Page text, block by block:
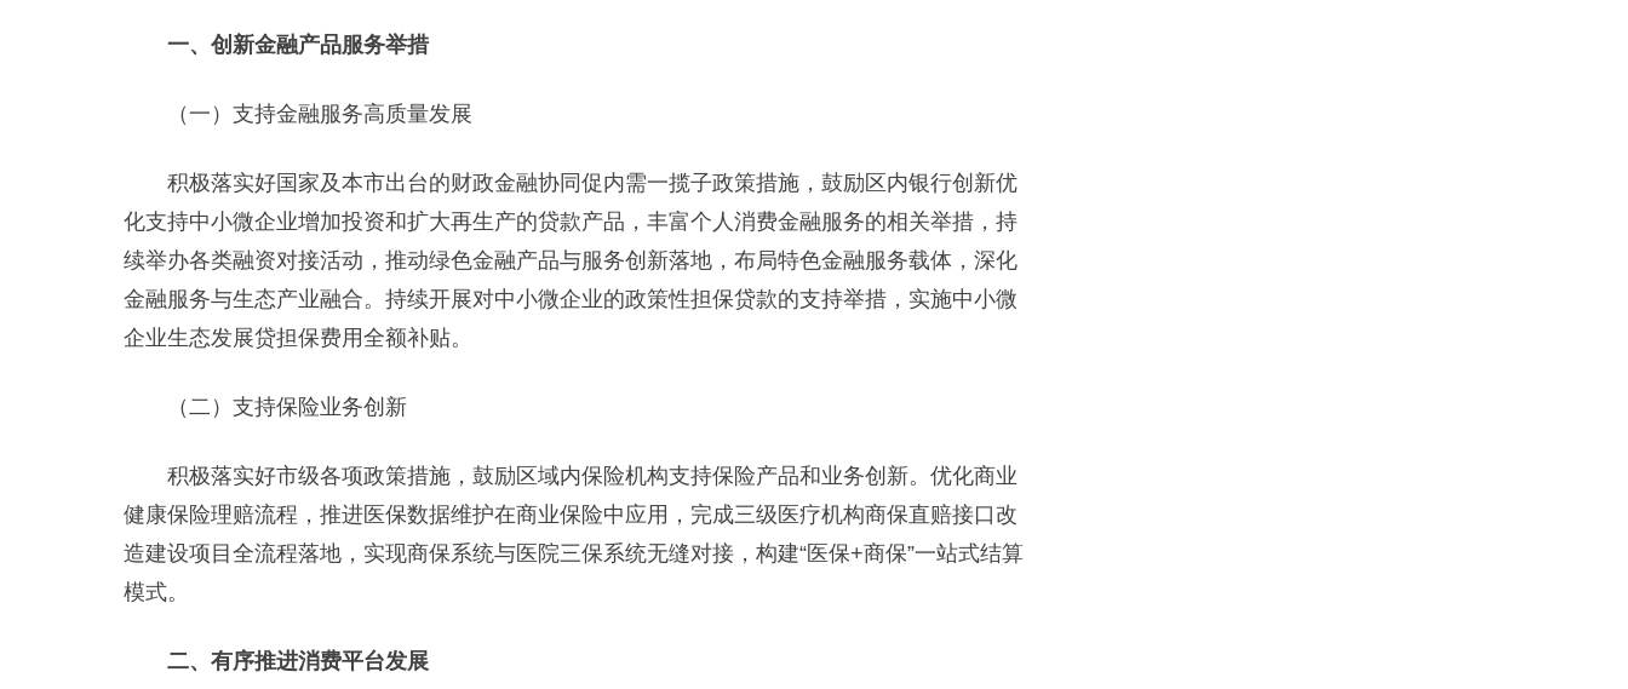
一、创新金融产品服务举措
（一）支持金融服务高质量发展
积极落实好国家及本市出台的财政金融协同促内需一揽子政策措施，鼓励区内银行创新优
化支持中小微企业增加投资和扩大再生产的贷款产品，丰富个人消费金融服务的相关举措，持
续举办各类融资对接活动，推动绿色金融产品与服务创新落地，布局特色金融服务载体，深化
金融服务与生态产业融合。持续开展对中小微企业的政策性担保贷款的支持举措，实施中小微
企业生态发展贷担保费用全额补贴。
（二）支持保险业务创新
积极落实好市级各项政策措施，鼓励区域内保险机构支持保险产品和业务创新。优化商业
健康保险理赔流程，推进医保数据维护在商业保险中应用，完成三级医疗机构商保直赔接口改
造建设项目全流程落地，实现商保系统与医院三保系统无缝对接，构建“医保+商保”一站式结算
模式。
二、有序推进消费平台发展